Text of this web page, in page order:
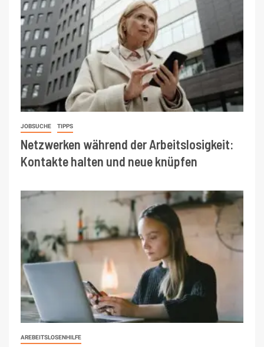
JOBSUCHE TIPPS
Netzwerken während der Arbeitslosigkeit:
Kontakte halten und neue knüpfen
AREBEITSLOSENHILFE